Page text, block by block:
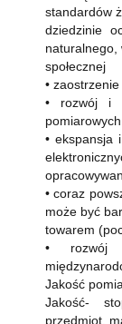
standardów
dziedzinie
naturalnego,
społecznej
•
• rozwój i
pomiarowych
• ekspansja
• coraz
może być
towarem
• rozwój
Jakość
Jakość-
przedmiot,